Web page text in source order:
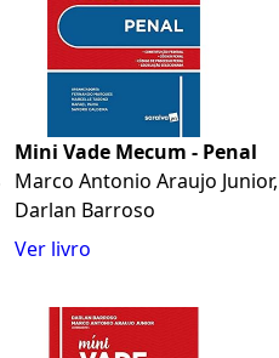
Mini Vade Mecum - Penal
Marco Antonio Araujo Junior,
Darlan Barroso
Ver livro